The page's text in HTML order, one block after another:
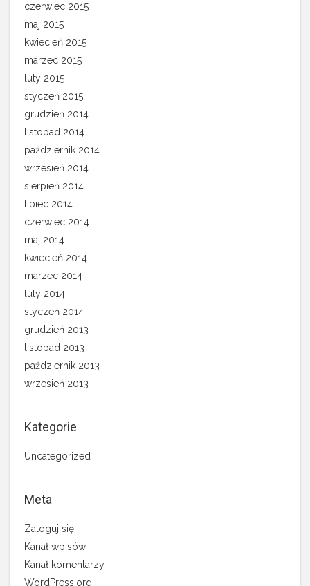
czerwiec 2015
maj 2015
kwiecień 2015
marzec 2015
luty 2015
styczeń 2015
grudzień 2014
listopad 2014
październik 2014
wrzesień 2014
sierpień 2014
lipiec 2014
czerwiec 2014
maj 2014
kwiecień 2014
marzec 2014
luty 2014
styczeń 2014
grudzień 2013
listopad 2013
październik 2013
wrzesień 2013
Kategorie
Uncategorized
Meta
Zaloguj się
Kanał wpisów
Kanał komentarzy
WordPress.org